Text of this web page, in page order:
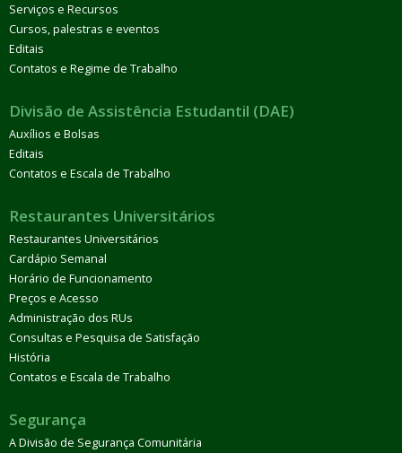
Serviços e Recursos
Cursos, palestras e eventos
Editais
Contatos e Regime de Trabalho
Divisão de Assistência Estudantil (DAE)
Auxílios e Bolsas
Editais
Contatos e Escala de Trabalho
Restaurantes Universitários
Restaurantes Universitários
Cardápio Semanal
Horário de Funcionamento
Preços e Acesso
Administração dos RUs
Consultas e Pesquisa de Satisfação
História
Contatos e Escala de Trabalho
Segurança
A Divisão de Segurança Comunitária